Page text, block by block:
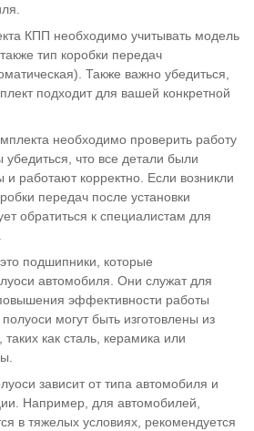
КПП необходимо учитывать модель
тип коробки передач
Также важно убедиться,
подходит для вашей конкретной
необходимо проверить работу
убедиться, что все детали были
и работают корректно. Если возникли
передач после установки
обратиться к специалистам для
подшипники, которые
автомобиля. Они служат для
эффективности работы
могут быть изготовлены из
как сталь, керамика или
зависит от типа автомобиля и
Например, для автомобилей,
в тяжелых условиях, рекомендуется